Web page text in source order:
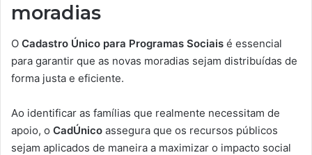
moradias
O Cadastro Único para Programas Sociais é essencial
para garantir que as novas moradias sejam distribuídas de
forma justa e eficiente.
Ao identificar as famílias que realmente necessitam de
apoio, o CadÚnico assegura que os recursos públicos
sejam aplicados de maneira a maximizar o impacto social